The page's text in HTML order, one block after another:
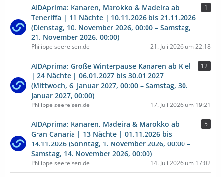
AIDAprima: Kanaren, Marokko & Madeira ab
Teneriffa | 11 Nächte | 10.11.2026 bis 21.11.2026
(Dienstag, 10. November 2026, 00:00 – Samstag,
21. November 2026, 00:00)
1
Philippe seereisen.de 21. Juli 2026 um 22:18
AIDAprima: Große Winterpause Kanaren ab Kiel
| 24 Nächte | 06.01.2027 bis 30.01.2027
(Mittwoch, 6. Januar 2027, 00:00 – Samstag, 30.
Januar 2027, 00:00)
12
Philippe seereisen.de 17. Juli 2026 um 19:21
AIDAprima: Kanaren, Madeira & Marokko ab
Gran Canaria | 13 Nächte | 01.11.2026 bis
14.11.2026 (Sonntag, 1. November 2026, 00:00 –
Samstag, 14. November 2026, 00:00)
5
Philippe seereisen.de 14. Juli 2026 um 17:02